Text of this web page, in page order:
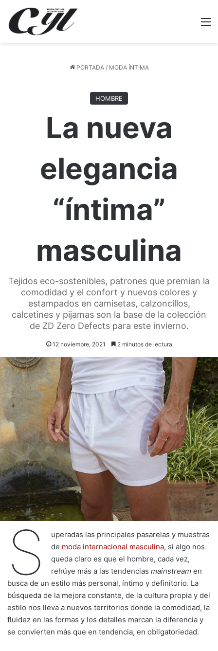
PORTADA / MODA ÍNTIMA
HOMBRE
La nueva
elegancia
“íntima”
masculina
Tejidos eco-sostenibles, patrones que premian la
comodidad y el confort y nuevos colores y
estampados en camisetas, calzoncillos,
calcetines y pijamas son la base de la colección
de ZD Zero Defects para este invierno.
12 noviembre, 2021 2 minutos de lectura
S
uperadas las principales pasarelas y muestras
de moda internacional masculina, si algo nos
queda claro es que el hombre, cada vez,
rehúye más a las tendencias mainstream en
busca de un estilo más personal, íntimo y definitorio. La
búsqueda de la mejora constante, de la cultura propia y del
estilo nos lleva a nuevos territorios donde la comodidad, la
fluidez en las formas y los detalles marcan la diferencia y
se convierten más que en tendencia, en obligatoriedad.